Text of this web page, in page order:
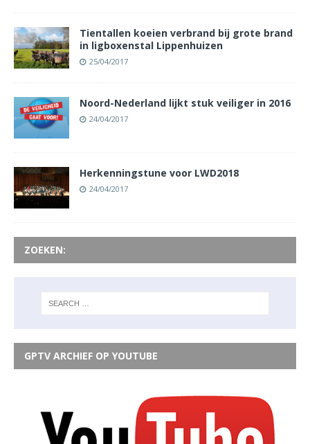
Tientallen koeien verbrand bij grote brand
in ligboxenstal Lippenhuizen
25/04/2017
Noord-Nederland lijkt stuk veiliger in 2016
24/04/2017
Herkenningstune voor LWD2018
24/04/2017
ZOEKEN:
GPTV ARCHIEF OP YOUTUBE